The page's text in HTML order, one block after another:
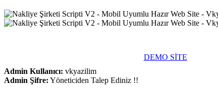
DEMO SİTE
Admin Kullanıcı: vkyazilim
Admin Şifre: Yöneticiden Talep Ediniz !!